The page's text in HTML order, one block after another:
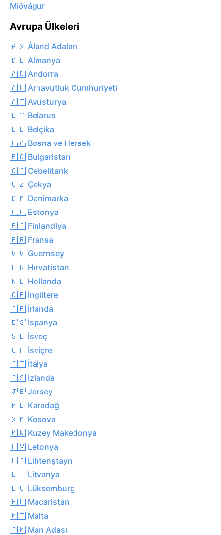
Miðvágur
Avrupa Ülkeleri
🇦🇽 Åland Adaları
🇩🇪 Almanya
🇦🇩 Andorra
🇦🇱 Arnavutluk Cumhuriyeti
🇦🇹 Avusturya
🇧🇾 Belarus
🇧🇪 Belçika
🇧🇦 Bosna ve Hersek
🇧🇬 Bulgaristan
🇬🇮 Cebelitarık
🇨🇿 Çekya
🇩🇰 Danimarka
🇪🇪 Estonya
🇫🇮 Finlandiya
🇫🇷 Fransa
🇬🇬 Guernsey
🇭🇷 Hırvatistan
🇳🇱 Hollanda
🇬🇧 İngiltere
🇮🇪 İrlanda
🇪🇸 İspanya
🇸🇪 İsveç
🇨🇭 İsviçre
🇮🇹 İtalya
🇮🇸 İzlanda
🇯🇪 Jersey
🇲🇪 Karadağ
🇽🇰 Kosova
🇲🇰 Kuzey Makedonya
🇱🇻 Letonya
🇱🇮 Lihtenştayn
🇱🇹 Litvanya
🇱🇺 Lüksemburg
🇭🇺 Macaristan
🇲🇹 Malta
🇮🇲 Man Adası